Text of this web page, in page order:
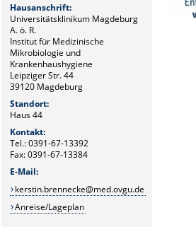
Hausanschrift:
Universitätsklinikum Magdeburg
A. ö. R.
Institut für Medizinische
Mikrobiologie und
Krankenhaushygiene
Leipziger Str. 44
39120 Magdeburg
Standort:
Haus 44
Kontakt:
Tel.: 0391-67-13392
Fax: 0391-67-13384
E-Mail:
kerstin.brennecke@med.ovgu.de
Anreise/Lageplan